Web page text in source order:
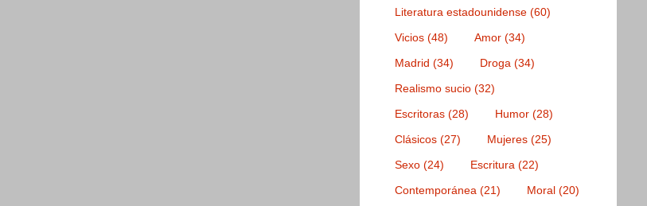
Literatura estadounidense (60)
Vicios (48) Amor (34)
Madrid (34) Droga (34)
Realismo sucio (32)
Escritoras (28) Humor (28)
Clásicos (27) Mujeres (25)
Sexo (24) Escritura (22)
Contemporánea (21) Moral (20)